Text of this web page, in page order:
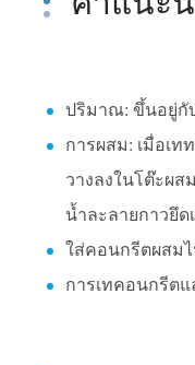
ปริมาณ: ขึ้นอยู่กั
การผสม: เมื่อเ
วางลงในโต๊ะผส
น้ำละลายกาวยึด
ใส่คอนกรีตผสม
การเทคอนกรีต